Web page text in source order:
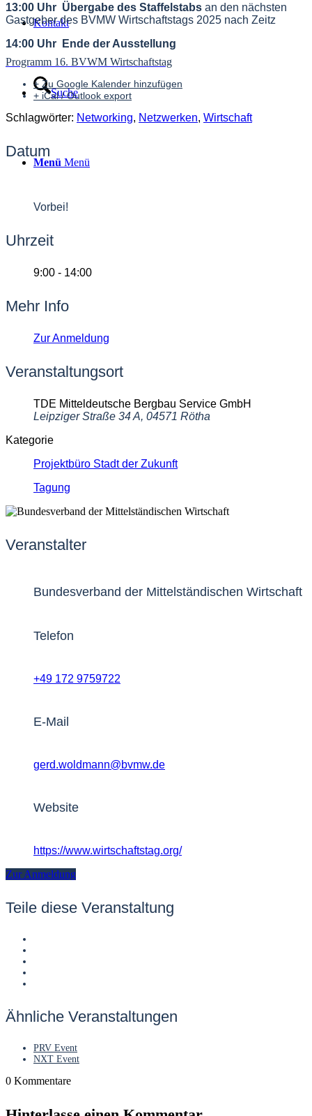
Kontakt
Suche
Menü Menü
13:00 Uhr Übergabe des Staffelstabs an den nächsten
Gastgeber des BVMW Wirtschaftstags 2025 nach Zeitz
14:00 Uhr Ende der Ausstellung
Programm 16. BVWM Wirtschaftstag
+ Zu Google Kalender hinzufügen
+ iCal / Outlook export
Schlagwörter: Networking, Netzwerken, Wirtschaft
Datum
Vorbei!
Uhrzeit
9:00 - 14:00
Mehr Info
Zur Anmeldung
Veranstaltungsort
TDE Mitteldeutsche Bergbau Service GmbH
Leipziger Straße 34 A, 04571 Rötha
Kategorie
Projektbüro Stadt der Zukunft
Tagung
Veranstalter
Bundesverband der Mittelständischen Wirtschaft
Telefon
+49 172 9759722
E-Mail
gerd.woldmann@bvmw.de
Website
https://www.wirtschaftstag.org/
Zur Anmeldung
Teile diese Veranstaltung
Ähnliche Veranstaltungen
PRV Event
NXT Event
0 Kommentare